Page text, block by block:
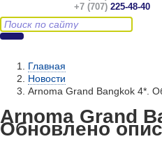
+7 (707) 225-48-40
Главная
Новости
Arnoma Grand Bangkok 4*.
Arnoma Grand
Обновлено